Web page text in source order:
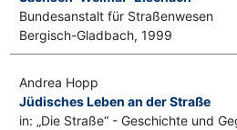
Bundesanstalt für Straßenwesen
Bergisch-Gladbach, 1999
Andrea Hopp
Jüdisches Leben an der Straße
in: „Die Straße“ - Geschichte und